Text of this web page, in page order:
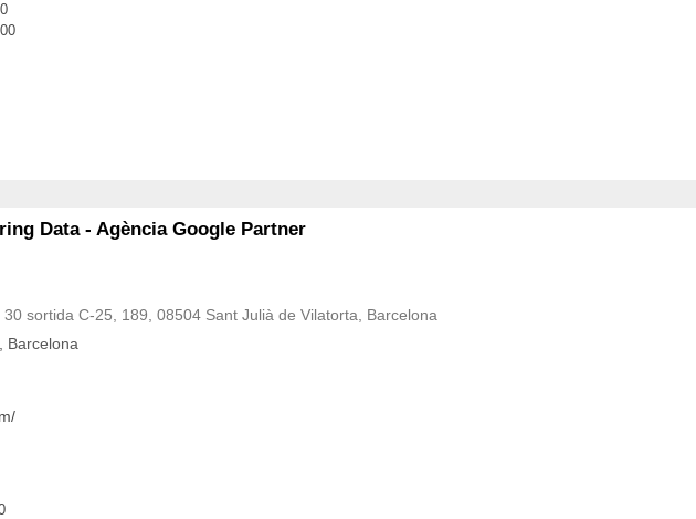
Data - Agència Google Partner
sortida C-25, 189, 08504 Sant Julià de Vilatorta, Barcelona
Barcelona